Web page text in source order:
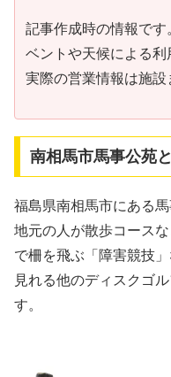
記事作成時の情報で
ベントや天候による利
実際の営業情報は施設
南相馬市馬事公苑
福島県南相馬市にある
地元の人が散歩コース
で柵を飛ぶ「障害競技
見れる他のディスクゴ
す。